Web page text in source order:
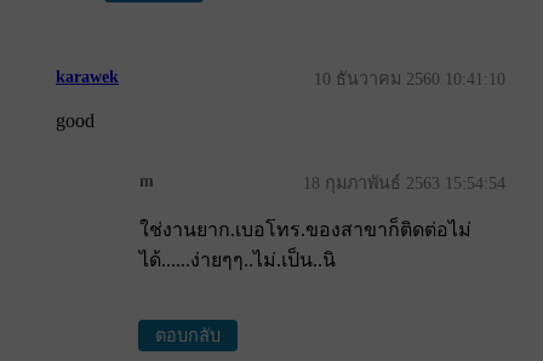
karawek 10 ธันวาคม 2560 10:41:10
good
m 18 กุมภาพันธ์ 2563 15:54:54
ใช่งานยาก.เบอโทร.ของสาขาก็ติดต่อไม่
ได้......ง่ายๆๆ..ไม่.เป็น..นิ
ตอบกลับ